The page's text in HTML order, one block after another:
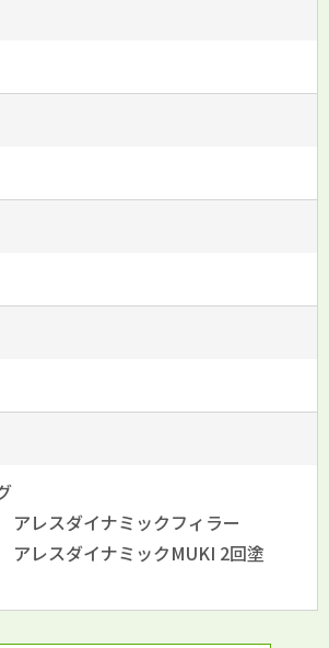
レスダイナミックフィラー
レスダイナミックMUKI 2回塗